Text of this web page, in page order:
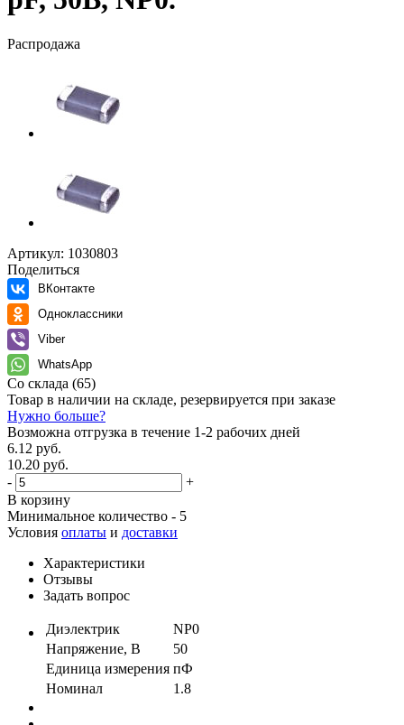
Распродажа
Артикул: 1030803
Поделиться
ВКонтакте
Одноклассники
Viber
WhatsApp
Со склада (65)
Товар в наличии на складе, резервируется при заказе
Нужно больше?
Возможна отгрузка в течение 1-2 рабочих дней
6.12 руб.
10.20 руб.
-
+
В корзину
Минимальное количество - 5
Условия оплаты и доставки
Характеристики
Отзывы
Задать вопрос
Диэлектрик
NP0
Напряжение, В
50
Единица измерения пФ
Номинал
1.8